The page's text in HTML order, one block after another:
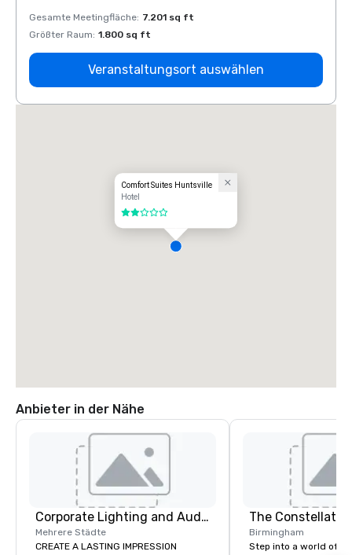
Gesamte Meetingfläche: 7.201 sq ft
Größter Raum: 1.800 sq ft
Veranstaltungsort auswählen
Comfort Suites Huntsville
Hotel
2 von 5
Anbieter in der Nähe
Corporate Lighting and Audio
Mehrere Städte
CREATE A LASTING IMPRESSION
The
Birmingham
Step into a world of